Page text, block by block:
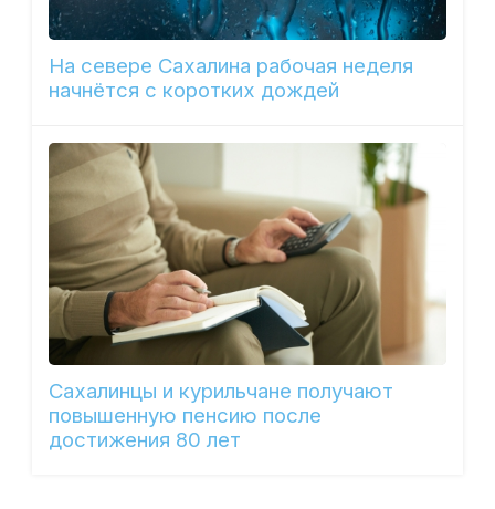
На севере Сахалина рабочая неделя
начнётся с коротких дождей
Сахалинцы и курильчане получают
повышенную пенсию после
достижения 80 лет